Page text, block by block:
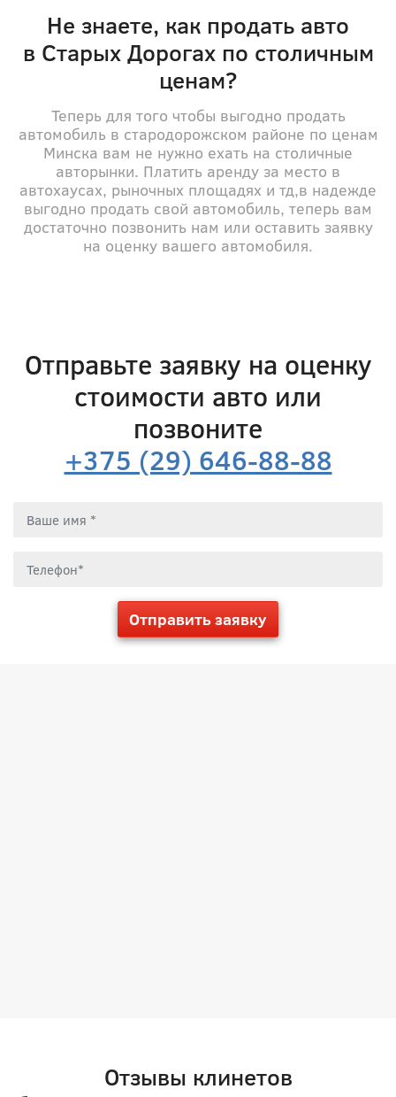
Не знаете, как продать авто
в Старыx Дорогах по столичным
ценам?
Теперь для того чтобы выгодно продать
автомобиль в стародорожском районе по ценам
Минска вам не нужно ехать на столичные
авторынки. Платить аренду за место в
автохаусах, рыночных площадях и тд,в надежде
выгодно продать свой автомобиль, теперь вам
достаточно позвонить нам или оставить заявку
на оценку вашего автомобиля.
Отправьте заявку на оценку
стоимости авто или
позвоните
+375 (29) 646-88-88
Отправить заявку
Отзывы клинетов